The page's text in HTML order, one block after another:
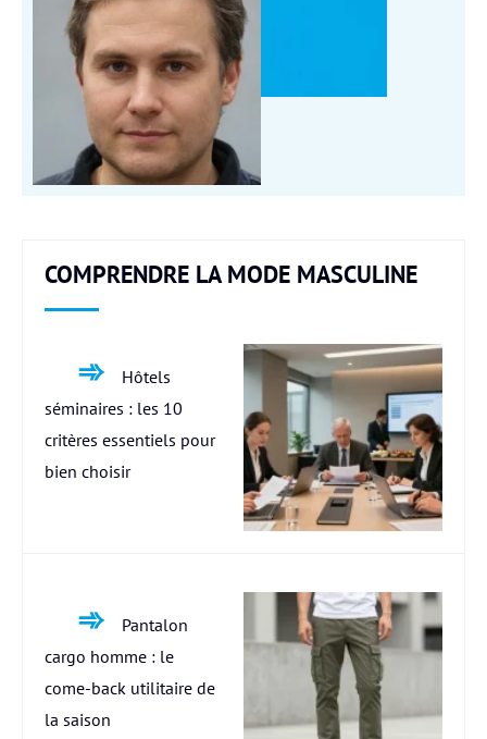
COMPRENDRE LA MODE MASCULINE
Hôtels
séminaires : les 10
critères essentiels pour
bien choisir
Pantalon
cargo homme : le
come-back utilitaire de
la saison